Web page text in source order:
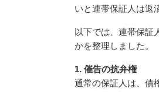
いと連帯保証人は返
以下では、連帯保証
かを整理しました。
1. 催告の抗弁権
通常の保証人は、債